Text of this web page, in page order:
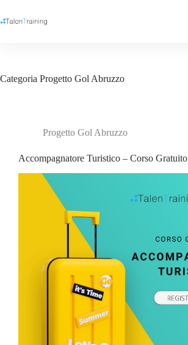
Categoria Progetto Gol Abruzzo
Progetto Gol Abruzzo
Accompagnatore Turistico – Corso Gratuito